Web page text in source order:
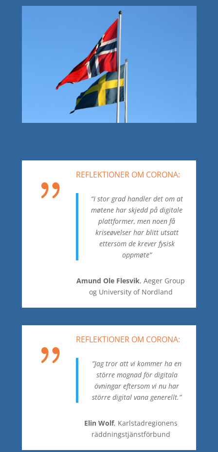
{ REFLEKTIONER OM CORONA:
“I stor grad handler det om at
møtene har skjedd på digitale
plattformer, men noen få
kriseøvelser har blitt utsatt
ettersom de krever fysisk
oppmøte”
Amund Ole Flesvik, Aeger Group
og University of Nordland
{ REFLEKTIONER OM CORONA:
”Jag tror att vi kommer ha en
större mognad för digitala
övningar eftersom vi nu har
större digital vana generellt.”
Elin Wolf, Karlstadregionens
räddningstjänstförbund